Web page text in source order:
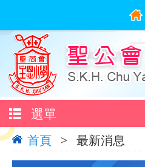
選單
首頁 > 最新消息